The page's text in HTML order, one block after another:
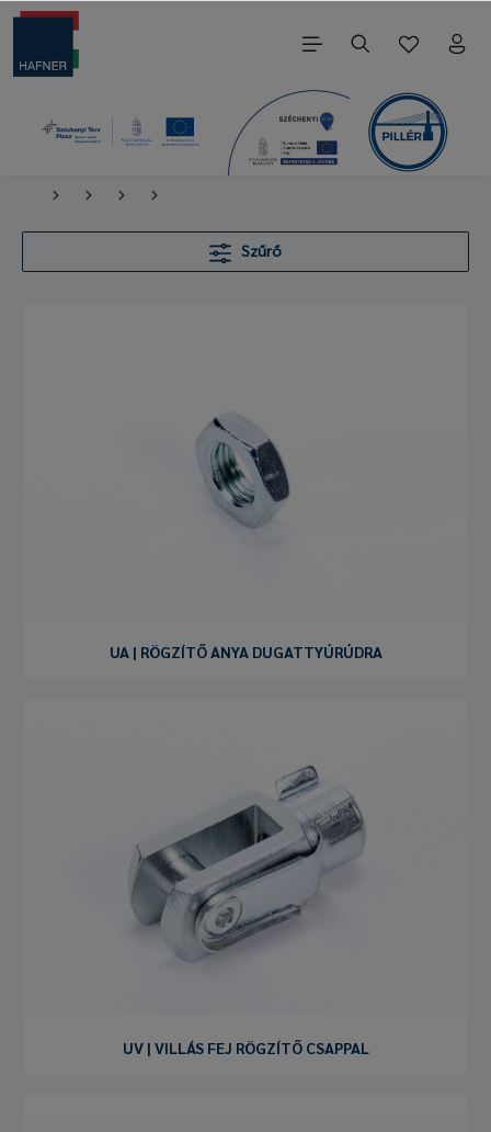
Szűrő
UA | RÖGZÍTŐ ANYA DUGATTYÚRÚDRA
UV | VILLÁS FEJ RÖGZÍTŐ CSAPPAL